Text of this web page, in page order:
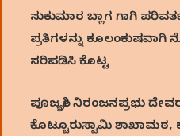
ಸುಕುಮಾರ ಬ್ಲಾಗ ಗಾಗಿ
ಪ್ರತಿಗಳನ್ನು ಕೂಲಂಕುಷವಾಗಿ
ಸರಿಪಡಿಸಿ ಕೊಟ್ಟ
ಪೂಜ್ಯಶ್ರೀ ನಿರಂಜನಪ್ರಭು
ಕೊಟ್ಟೂರುಸ್ವಾಮಿ ಶಾಖಾಮಠ,